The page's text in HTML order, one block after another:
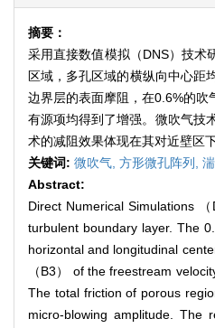
摘要：
采用直接数值模拟（DNS）技术
区域，多孔区域的横纵向中心距
边界层的表面摩阻，在0.6%的
有源项均得到了增强。微吹气技
术的减阻效果体现在其对近壁区
关键词: 微吹气, 方形微孔阵列,
Abstract:
Direct Numerical Simulations
turbulent boundary layer. The
horizontal and longitudinal
（B3） of the freestream
The total friction of porous
micro-blowing amplitude. The